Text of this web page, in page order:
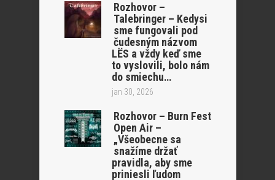
Rozhovor –
Talebringer – Kedysi
sme fungovali pod
čudesným názvom
LËS a vždy keď sme
to vyslovili, bolo nám
do smiechu…
jan 30, 2026
Rozhovor – Burn Fest
Open Air –
„Všeobecne sa
snažíme držať
pravidla, aby sme
priniesli ľudom